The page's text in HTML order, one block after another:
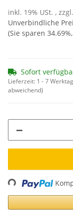
inkl. 19% USt. , zzgl.
Unverbindliche
(Sie sparen 34.69%
Sofort
Lieferzeit: 1 - 7
abweichend)